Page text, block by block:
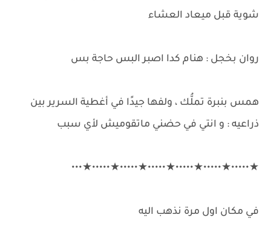
شوية قبل ميعاد العشاء
روان بخجل : هنام كدا اصبر البس حاجة بس
همس بنبرة تملُّك ، ولفها جيدًا في أغطية السرير بين
ذراعيه : و انتي في حضني ماتقوميش لأي سبب
★•••••★•••••★•••••★•••••★•••••★•••••★•••
في مكان اول مرة نذهب اليه